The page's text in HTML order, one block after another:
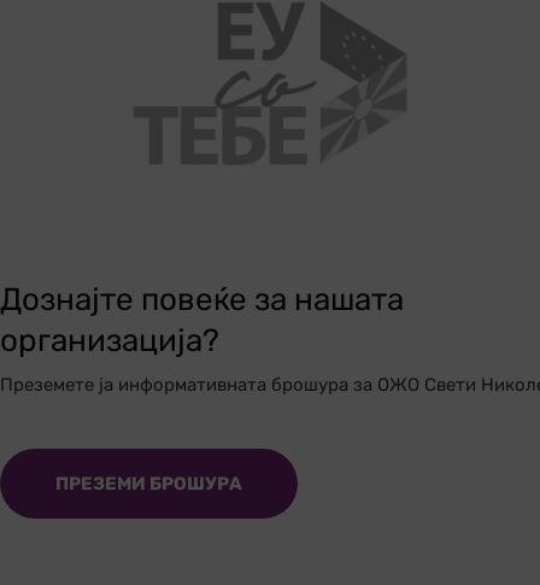
Дознајте повеќе за нашата
организација?
Преземете ја информативната брошура за ОЖО Свети
ПРЕЗЕМИ БРОШУРА